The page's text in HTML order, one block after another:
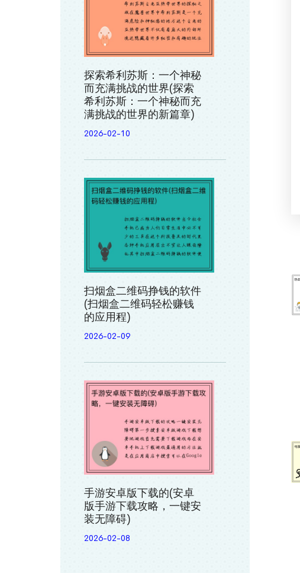
探索希利苏斯：一个神秘
而充满挑战的世界(探索
希利苏斯：一个神秘而充
满挑战的世界的新篇章)
2026-02-10
扫烟盒二维码挣钱的软件
(扫烟盒二维码轻松赚钱
的应用程)
2026-02-09
手游安卓版下载的(安卓
版手游下载攻略，一键安
装无障碍)
2026-02-08